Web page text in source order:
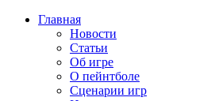
Главная
Новости
Статьи
Об игре
О пейнтболе
Сценарии игр